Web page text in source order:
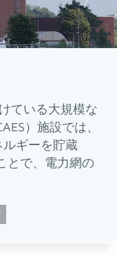
ている大規模な
）施設では、
ルギーを貯蔵
とで、電力網の